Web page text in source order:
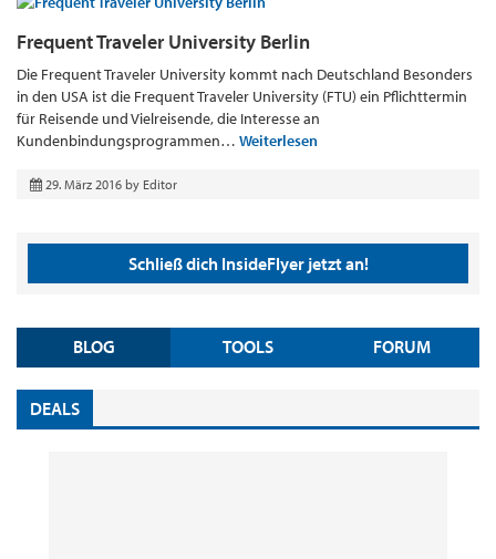
Frequent Traveler University Berlin
Die Frequent Traveler University kommt nach Deutschland Besonders
in den USA ist die Frequent Traveler University (FTU) ein Pflichttermin
für Reisende und Vielreisende, die Interesse an
Kundenbindungsprogrammen… Weiterlesen
29. März 2016 by Editor
Schließ dich InsideFlyer jetzt an!
BLOG TOOLS FORUM
DEALS